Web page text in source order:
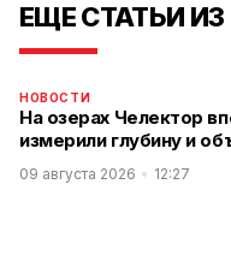
ЕЩЕ СТАТЬИ
НОВОСТИ
На озерах Челектор
измерили глубину и
09 августа 2026 12:27